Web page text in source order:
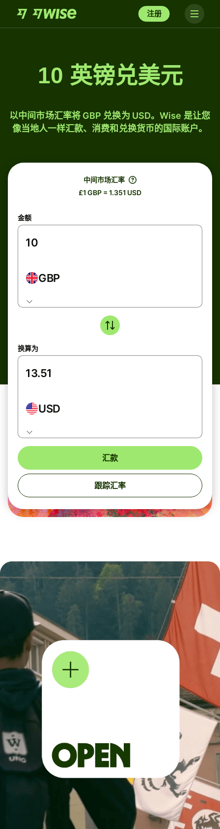
注册
10 英镑兑美元
以中间市场汇率将 GBP 兑换为 USD。Wise 是让您
像当地人一样汇款、消费和兑换货币的国际账户。
中间市场汇率
£1 GBP = 1.351 USD
金额
GBP
换算为
USD
汇款
跟踪汇率